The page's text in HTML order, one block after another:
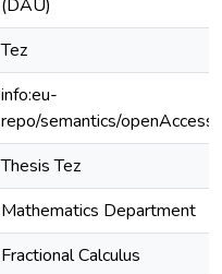
(DAÜ)
Tez
info:eu-
repo/semantics/openAccess
Thesis Tez
Mathematics Department
Fractional Calculus